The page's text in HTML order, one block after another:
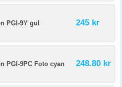
PGI-9Y gul 245 kr
PGI-9PC Foto cyan 248.80 kr